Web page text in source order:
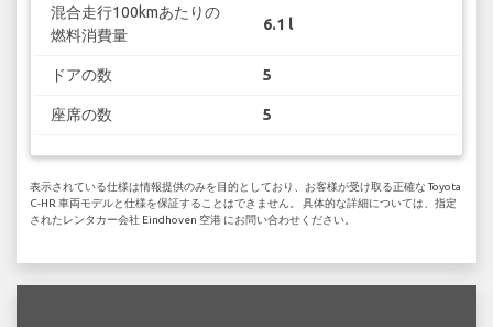
混合走行100kmあたりの
燃料消費量
6.1 l
ドアの数 5
座席の数 5
表示されている仕様は情報提供のみを目的としており、お客様が受け取る正確な Toyota
C-HR 車両モデルと仕様を保証することはできません。 具体的な詳細については、指定
されたレンタカー会社 Eindhoven 空港 にお問い合わせください。